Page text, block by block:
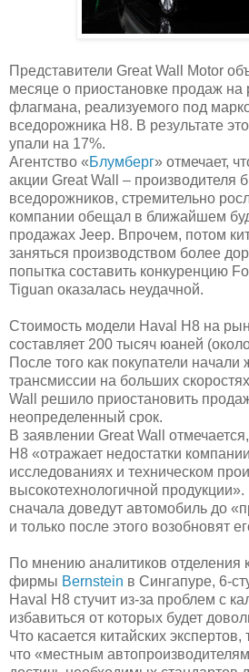
Представители Great Wall Motor
месяце о приостановке продаж
флагмана, реализуемого под
вседорожника H8. В результате
упали на 17%.
Агентство «Блумберг» отмечает,
акции Great Wall – производителя
вседорожников, стремительно
компании обещал в ближайшем
продажах Jeep. Впрочем, потом
заняться производством более
попытка составить конкуренцию
Tiguan оказалась неудачной.
Стоимость модели Haval H8 на
составляет 200 тысяч юаней
После того как покупатели начали
трансмиссии на больших
Wall решило приостановить
неопределенный срок.
В заявлении Great Wall
H8 «отражает недостатки
исследованиях и техническом
высокотехнологичной
сначала доведут автомобиль до
и только после этого возобновят
По мнению аналитиков отделения
фирмы Bernstein в Сингапуре, 6-
Haval H8 стучит из-за проблем с
избавиться от которых будет
Что касается китайских
что «местным